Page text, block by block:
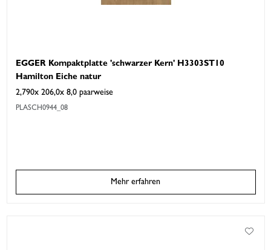
EGGER Kompaktplatte 'schwarzer Kern' H3303ST10
Hamilton Eiche natur
2,790x 206,0x 8,0 paarweise
PLASCH0944_08
Mehr erfahren